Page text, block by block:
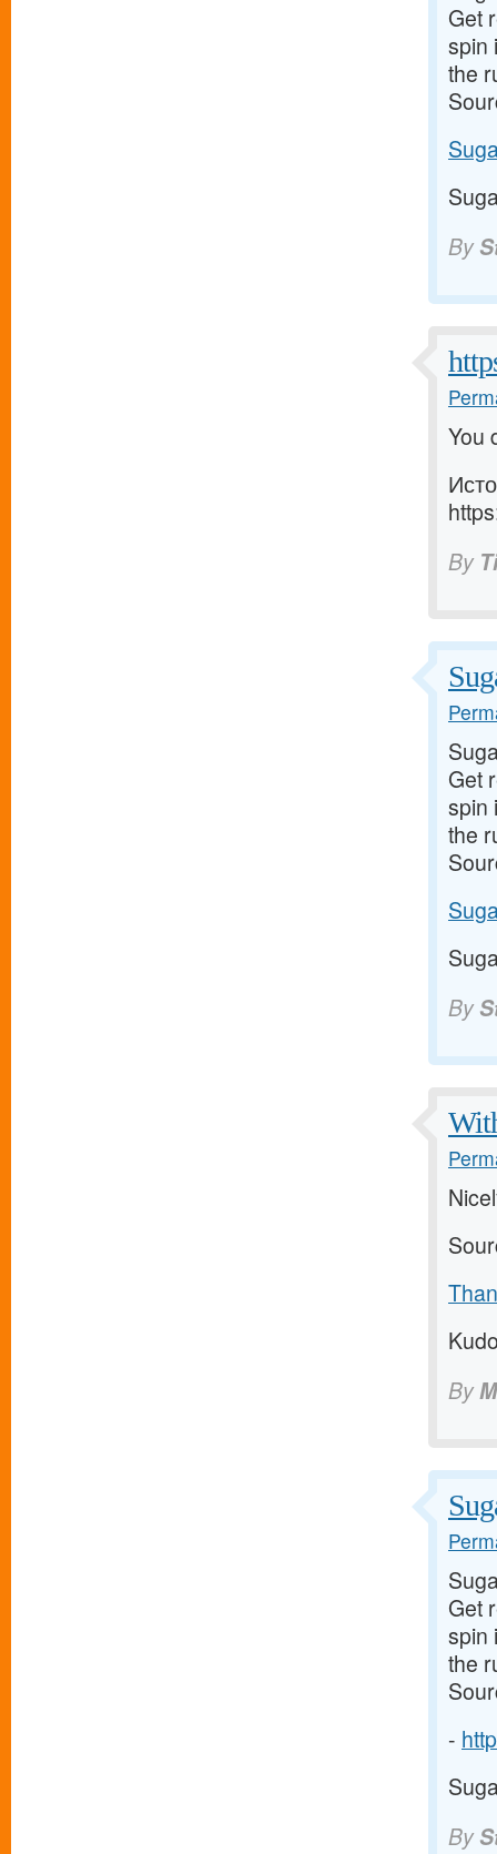
Get
spin
the
By
You
By
Get
spin
the
By
By
Get
spin
the
-
By